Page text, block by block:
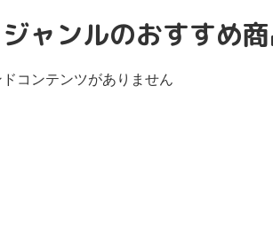
ャンルのおすすめ
コンテンツがありません